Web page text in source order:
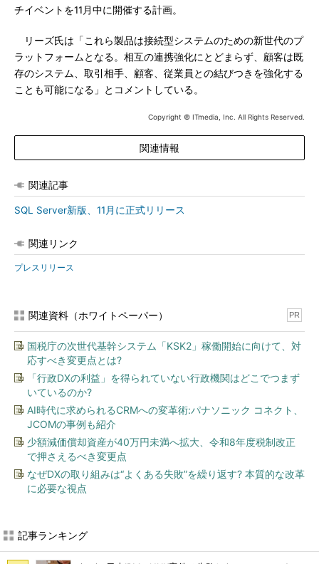
チイベントを11月中に開催する計画。
リーズ氏は「これら製品は接続型システムのための新世代のプ
ラットフォームとなる。相互の連携強化にとどまらず、顧客は既
存のシステム、取引相手、顧客、従業員との結びつきを強化する
ことも可能になる」とコメントしている。
Copyright © ITmedia, Inc. All Rights Reserved.
関連情報
関連記事
SQL Server新版、11月に正式リリース
関連リンク
プレスリリース
関連資料（ホワイトペーパー） PR
国税庁の次世代基幹システム「KSK2」稼働開始に向けて、対
応すべき変更点とは?
「行政DXの利益」を得られていない行政機関はどこでつまず
いているのか?
AI時代に求められるCRMへの変革術:パナソニック コネクト、
JCOMの事例も紹介
少額減価償却資産が40万円未満へ拡大、令和8年度税制改正
で押さえるべき変更点
なぜDXの取り組みは“よくある失敗”を繰り返す? 本質的な改革
に必要な視点
記事ランキング